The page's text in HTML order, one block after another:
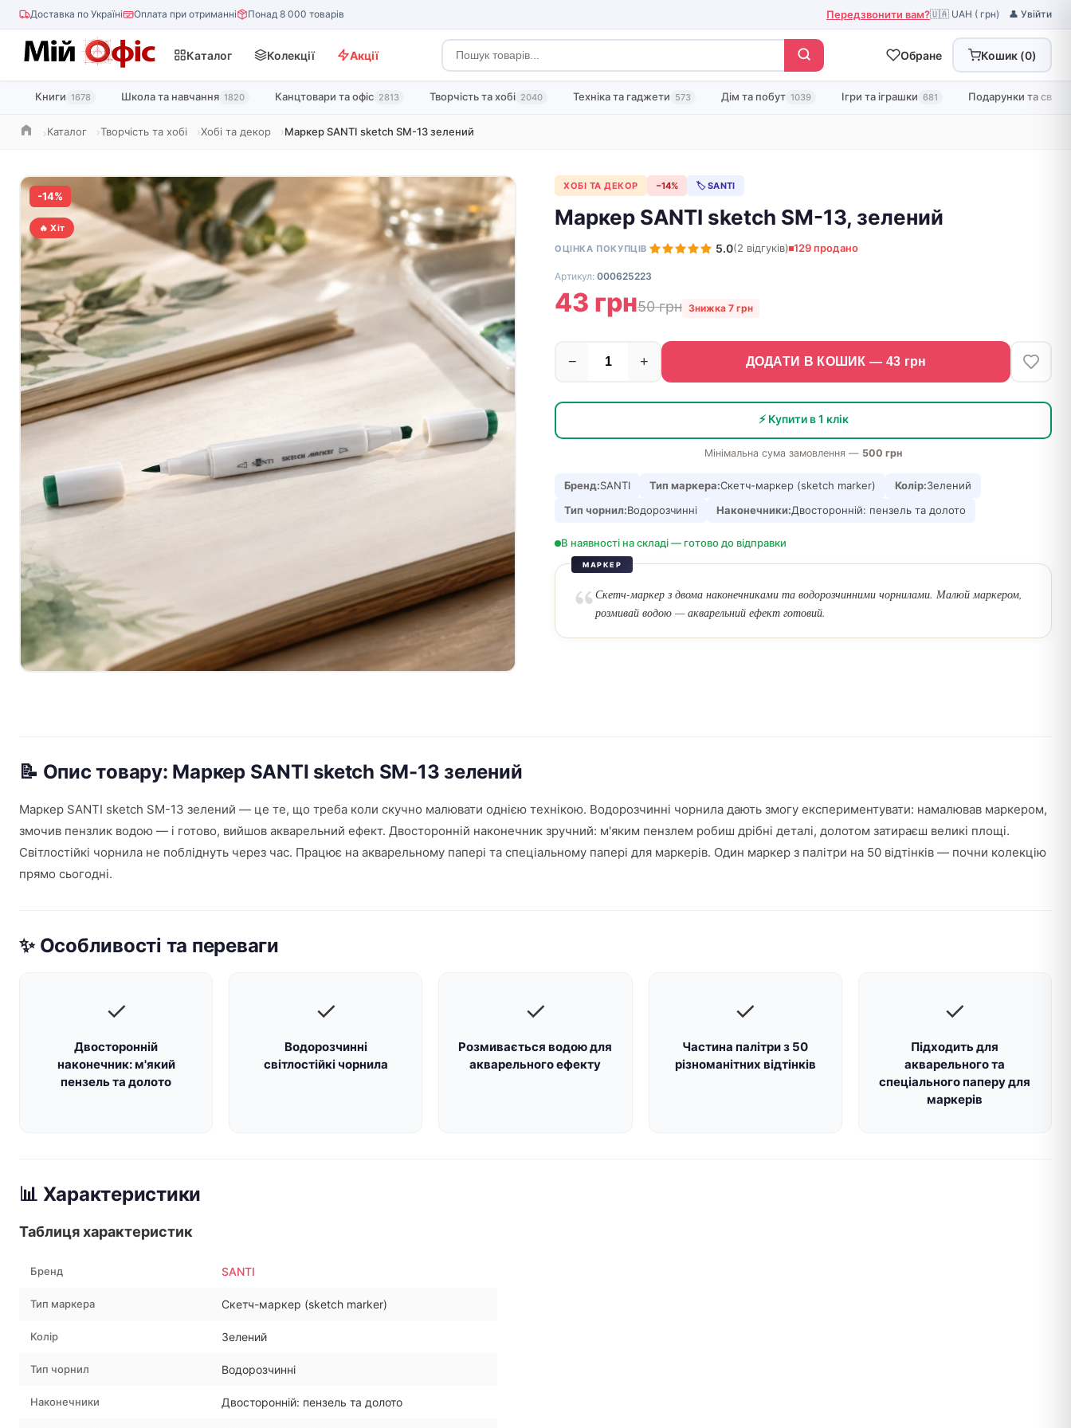
Доставка по Україні Оплата при отриманні Понад 8 000 товарів Передзвонити вам?🇺🇦 UAH ( грн) 👤 Увійти
Каталог Колекції Акції Обране Кошик (0)
Книги 1678 Школа та навчання 1820 Канцтовари та офіс 2813 Творчість та хобі 2040 Техніка та гаджети 573 Дім та побут 1039 Ігри та іграшки 681 Подарунки та свята
ГоловнаКаталог Творчість та хобі Хобі та декор Маркер SANTI sketch SM-13 зелений
-14%
🔥 Хіт
ХОБІ ТА ДЕКОР −14% 🏷 SANTI
Маркер SANTI sketch SM-13, зелений
ОЦІНКА ПОКУПЦІВ 5.0(2 відгуків) 129 продано
Артикул: 000625223
43 грн50 грн Знижка 7 грн
− + ДОДАТИ В КОШИК — 43 грн
⚡ Купити в 1 клік
Мінімальна сума замовлення — 500 грн
Бренд:SANTI Тип маркера:Скетч-маркер (sketch marker) Колір:Зелений
Тип чорнил:Водорозчинні Наконечники:Двосторонній: пензель та долото
В наявності на складі — готово до відправки
МАРКЕР
Скетч-маркер з двома наконечниками та водорозчинними чорнилами. Малюй маркером,
розмивай водою — акварельний ефект готовий.
📝 Опис товару: Маркер SANTI sketch SM-13 зелений
Маркер SANTI sketch SM-13 зелений — це те, що треба коли скучно малювати однією технікою. Водорозчинні чорнила дають змогу експериментувати: намалював маркером,
змочив пензлик водою — і готово, вийшов акварельний ефект. Двосторонній наконечник зручний: м'яким пензлем робиш дрібні деталі, долотом затираєш великі площі.
Світлостійкі чорнила не побліднуть через час. Працює на акварельному папері та спеціальному папері для маркерів. Один маркер з палітри на 50 відтінків — почни колекцію
прямо сьогодні.
✨ Особливості та переваги
✓
Двосторонній
наконечник: м'який
пензель та долото
✓
Водорозчинні
світлостійкі чорнила
✓
Розмивається водою для
акварельного ефекту
✓
Частина палітри з 50
різноманітних відтінків
✓
Підходить для
акварельного та
спеціального паперу для
маркерів
📊 Характеристики
Таблиця характеристик
Бренд SANTI
Тип маркера Скетч-маркер (sketch marker)
Колір Зелений
Тип чорнил Водорозчинні
Наконечники Двосторонній: пензель та долото